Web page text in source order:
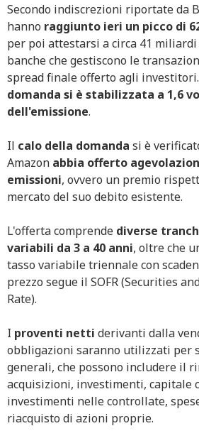
Secondo indiscrezioni riportate da
hanno raggiunto ieri un picco di
per poi attestarsi a circa 41
banche che gestiscono le
spread finale offerto agli
domanda si è stabilizzata a 1,6
dell'emissione.
Il calo della domanda si è
Amazon abbia offerto
emissioni, ovvero un premio
mercato del suo debito esistente.
L'offerta comprende diverse
variabili da 3 a 40 anni, oltre che
tasso variabile triennale con
prezzo segue il SOFR (Securities
Rate).
I proventi netti derivanti dalla
obbligazioni saranno utilizzati per
generali, che possono includere il
acquisizioni, investimenti, capitale
investimenti nelle controllate,
riacquisto di azioni proprie.